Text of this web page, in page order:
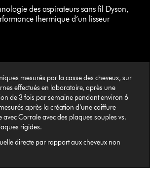
des aspirateurs sans fil Dyson,
thermique d’un lisseur
mesurés par la casse des cheveux, sur
effectués en laboratoire, après une
de 3 fois par semaine pendant environ 6
après la création d’une coiffure
avec Corrale avec des plaques souples vs.
rigides.
directe par rapport aux cheveux non